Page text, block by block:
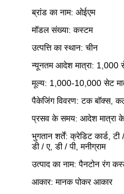
ब्रांड का नाम: ओईएम
मॉडल संख्या: कस्टम
उत्पत्ति का स्थान: चीन
न्यूनतम आदेश मात्रा: 1,000
मूल्य: 1,000-10,000 सेट
पैकेजिंग विवरण: टक बॉक्स,
प्रसव के समय: आदेश मात्रा
भुगतान शर्तें: क्रेडिट कार्ड,
डी / ए, डी / पी, मनीग्राम
उत्पाद का नाम: पैनटोन रंग
आकार: मानक पोकर आकार